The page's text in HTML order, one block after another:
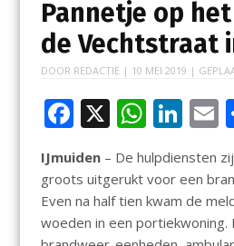
Pannetje op
de Vechtstraat
DOOR REDACTIE | 10 MEI 2019 |
F
ac
e
b
o
X W
h
at
s
A
Li
k
e
dI
E
l
IJmuiden– De hulpdiensten
groots uitgerukt voor een
Even na half tien kwam de
woeden in een portiekwoning.